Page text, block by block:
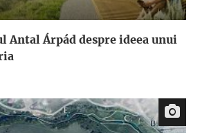
Antal Árpád despre ideea unui